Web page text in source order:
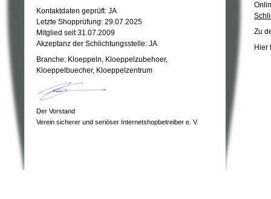
Kontaktdaten geprüft: JA
Letzte Shopprüfung: 29.07.2025
Mitglied seit 31.07.2009
Akzeptanz der Schlichtungsstelle: JA
Branche: Kloeppeln, Kloeppelzubehoer,
Kloeppelbuecher, Kloeppelzentrum
Der Vorstand
Verein sicherer und seriöser Internetshopbetreiber e. V.
Zu
Hier